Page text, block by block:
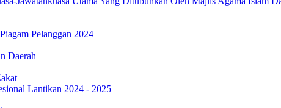
Pelanggan 2024
Daerah
Lantikan 2024 - 2025